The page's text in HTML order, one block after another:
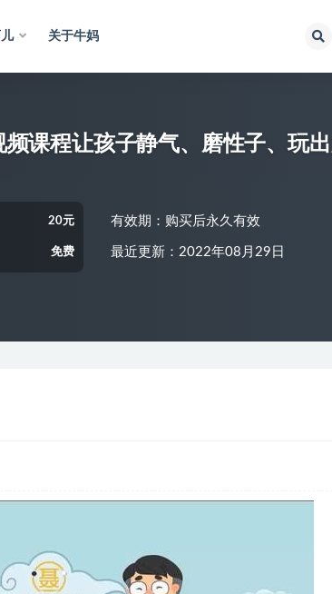
关于牛妈
课程让孩子静气、磨性子、玩
20元
免费
有效期：购买后永久有效
最近更新：2022年08月29日